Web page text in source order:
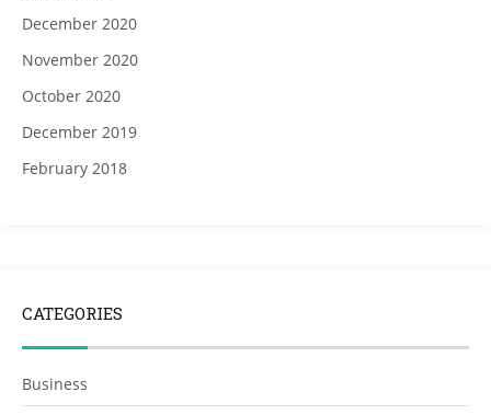
December 2020
November 2020
October 2020
December 2019
February 2018
CATEGORIES
Business